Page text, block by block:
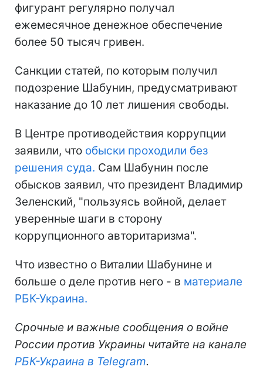
фигурант регулярно получал
ежемесячное денежное обеспечение
более 50 тысяч гривен.
Санкции статей, по которым получил
подозрение Шабунин, предусматривают
наказание до 10 лет лишения свободы.
В Центре противодействия коррупции
заявили, что обыски проходили без
решения суда. Сам Шабунин после
обысков заявил, что президент Владимир
Зеленский, "пользуясь войной, делает
уверенные шаги в сторону
коррупционного авторитаризма".
Что известно о Виталии Шабунине и
больше о деле против него - в материале
РБК-Украина.
Срочные и важные сообщения о войне
России против Украины читайте на канале
РБК-Украина в Telegram.